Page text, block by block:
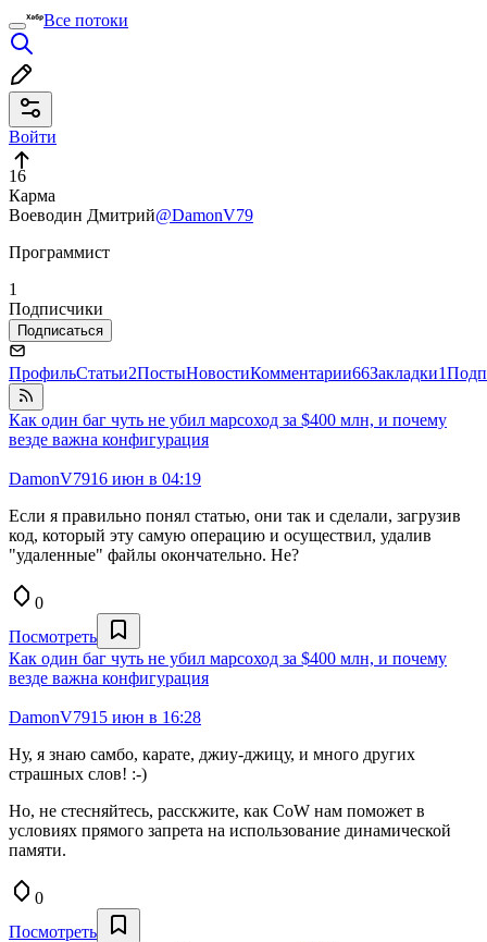
Все потоки
Войти
16
Карма
Воеводин Дмитрий@DamonV79
Программист
1
Подписчики
Подписаться
ПрофильСтатьи2ПостыНовостиКомментарии66Закладки1
Как один баг чуть не убил марсоход за $400 млн, и почему
везде важна конфигурация
DamonV7916 июн в 04:19
Если я правильно понял статью, они так и сделали, загрузив
код, который эту самую операцию и осуществил, удалив
"удаленные" файлы окончательно. Не?
0
Посмотреть
Как один баг чуть не убил марсоход за $400 млн, и почему
везде важна конфигурация
DamonV7915 июн в 16:28
Ну, я знаю самбо, карате, джиу-джицу, и много других
страшных слов! :-)
Но, не стесняйтесь, расскжите, как CoW нам поможет в
условиях прямого запрета на использование динамической
памяти.
0
Посмотреть